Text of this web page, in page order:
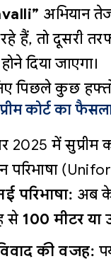
अभियान
हैं, तो दूसरी
दिया जाएगा।
पिछले कुछ
कोर्ट का
2025 में सुप्रीम
परिभाषा
परिभाषा: अब
से100 मीटर
की वजह: